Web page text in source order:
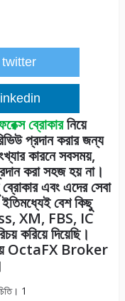
twitter
linkedin
ব্রোকারনিয়ে
প্রদান করার জন্য
কারনে সবসময়,
করা সহজ হয় না।
এবং এদের সেবা
বেশ কিছু
XM, FBS, IC
করিয়ে দিয়েছি।
OctaFX Broker